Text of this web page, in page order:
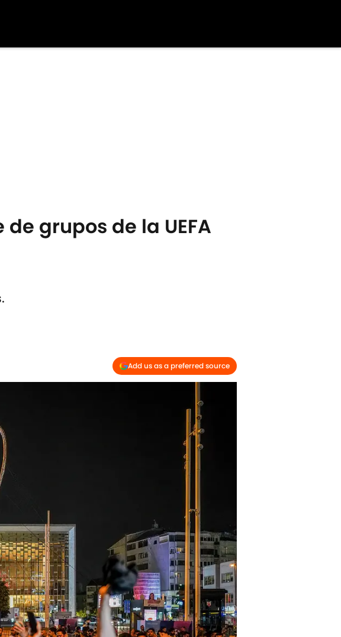
grupos de la UEFA
Add us as a preferred source